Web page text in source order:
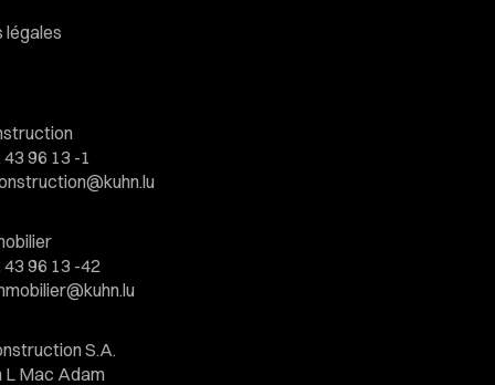
légales
96 13 -1
43 96 13 -42
S.A.
L Mac Adam